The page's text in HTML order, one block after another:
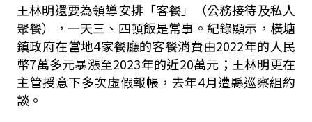
王林明還要為領導安排「客餐」（公務接待及私人
聚餐），一天三、四頓飯是常事。紀錄顯示，橫塘
鎮政府在當地4家餐廳的客餐消費由2022年的人民
幣7萬多元暴漲至2023年的近20萬元；王林明更在
主管授意下多次虛假報帳，去年4月遭縣巡察組約
談。